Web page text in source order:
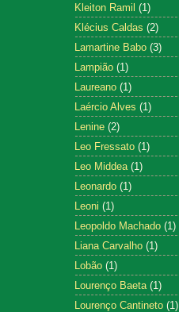
Kleiton Ramil (1)
Klécius Caldas (2)
Lamartine Babo (3)
Lampião (1)
Laureano (1)
Laércio Alves (1)
Lenine (2)
Leo Fressato (1)
Leo Middea (1)
Leonardo (1)
Leoni (1)
Leopoldo Machado (1)
Liana Carvalho (1)
Lobão (1)
Lourenço Baeta (1)
Lourenço Cantineto (1)